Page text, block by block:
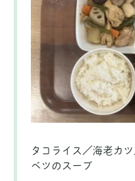
タコライス／海老カ
ベツのスープ